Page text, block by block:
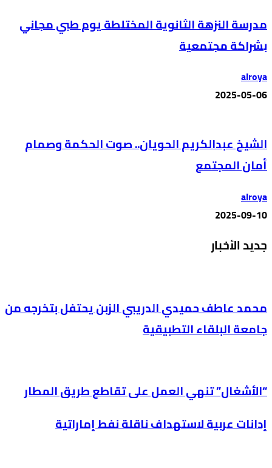
مدرسة النزهة الثانوية المختلطة يوم طبي مجاني
بشراكة مجتمعية
alroya
2025-05-06
الشيخ عبدالكريم الحويان.. صوت الحكمة وصمام
أمان المجتمع
alroya
2025-09-10
جديد الأخبار
محمد عاطف حميدي الدريبي الزبن يحتفل بتخرجه من
جامعة البلقاء التطبيقية
“الأشغال” تنهي العمل على تقاطع طريق المطار
إدانات عربية لاستهداف ناقلة نفط إماراتية